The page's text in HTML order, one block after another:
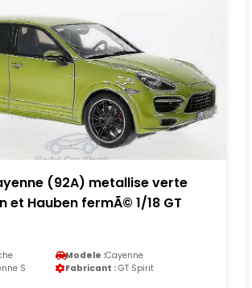
(92A) metallise verte
et Hauben fermÃ© 1/18 GT
Modele :Cayenne
S Fabricant : GT Spirit